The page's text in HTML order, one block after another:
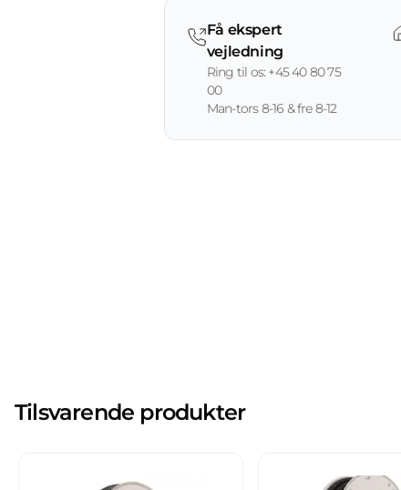
Få ekspert
vejledning
Ring til os: +45 40 80 75
00
Man-tors 8-16 & fre 8-12
Tilsvarende produkter